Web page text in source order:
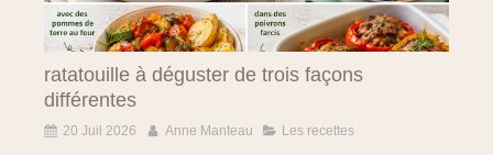
ratatouille à déguster de trois façons
différentes
20 Juil 2026 Anne Manteau Les recettes